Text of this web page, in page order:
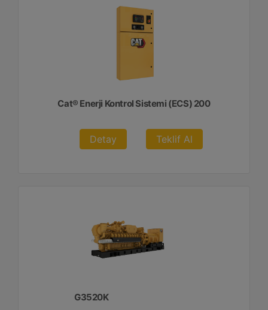
Cat® Enerji Kontrol Sistemi (ECS) 200
Detay Teklif Al
G3520K